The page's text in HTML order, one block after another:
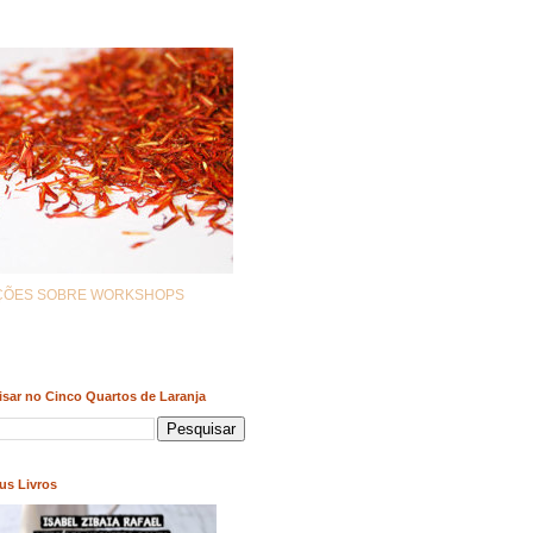
SOBRE WORKSHOPS
no Cinco Quartos de Laranja
Livros